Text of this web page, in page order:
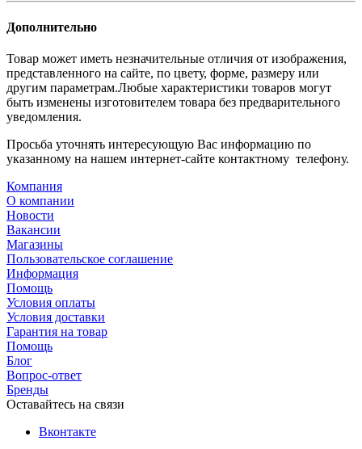
Дополнительно
Товар может иметь незначительные отличия от изображения,
представленного на сайте, по цвету, форме, размеру или
другим параметрам.Любые характеристики товаров могут
быть изменены изготовителем товара без предварительного
уведомления.
Просьба уточнять интересующую Вас информацию по
указанному на нашем интернет-сайте контактному телефону.
Компания
О компании
Новости
Вакансии
Магазины
Пользовательское соглашение
Информация
Помощь
Условия оплаты
Условия доставки
Гарантия на товар
Помощь
Блог
Вопрос-ответ
Бренды
Оставайтесь на связи
Вконтакте